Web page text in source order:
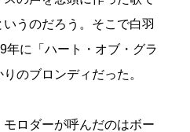
うのだろう。そこで白羽
年に「ハート・オブ・グラ
のブロンディだった。
ロダーが呼んだのはボー